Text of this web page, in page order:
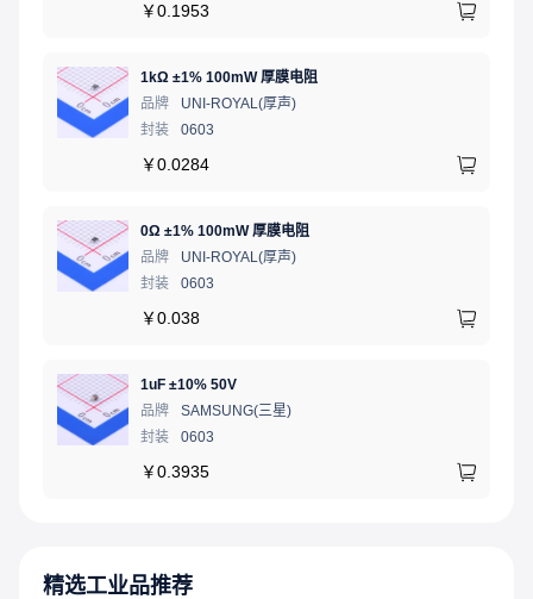
￥0.1953
1kΩ ±1% 100mW 厚膜电阻
品牌
UNI-ROYAL(厚声)
封装
0603
￥0.0284
0Ω ±1% 100mW 厚膜电阻
品牌
UNI-ROYAL(厚声)
封装
0603
￥0.038
1uF ±10% 50V
品牌
SAMSUNG(三星)
封装
0603
￥0.3935
精选工业品推荐